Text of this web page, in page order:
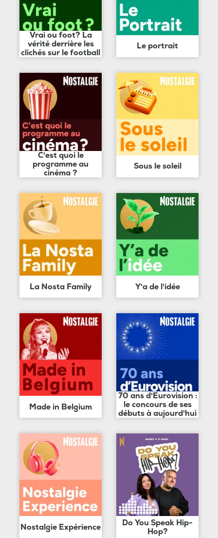
Vrai ou foot? La
vérité derrière les
clichés sur le football
Le portrait
C'est quoi le
programme au
cinéma ?
Sous le soleil
La Nosta Family Y'a de l'idée
Made in Belgium
70 ans d'Eurovision :
le concours de ses
débuts à aujourd'hui
Nostalgie Expérience
Do You Speak Hip-
Hop?